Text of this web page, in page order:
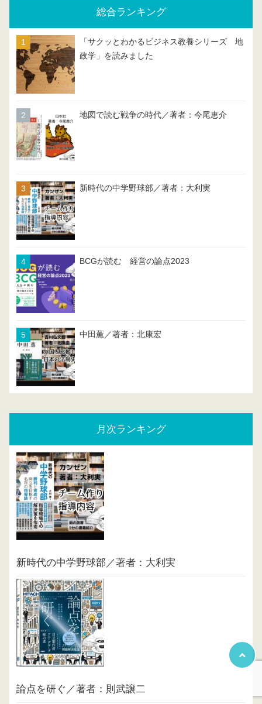
総合ランキング
「サクッとわかるビジネス教養シリーズ 地
政学」を読みました
地図で読む戦争の時代／著者：今尾恵介
新時代の中学野球部／著者：大利実
BCGが読む 経営の論点2023
中田薫／著者：北康宏
月次ランキング
新時代の中学野球部／著者：大利実
論点を研ぐ／著者：則武譲二